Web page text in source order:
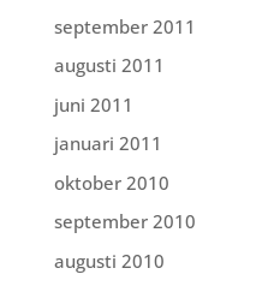
september 2011
augusti 2011
juni 2011
januari 2011
oktober 2010
september 2010
augusti 2010